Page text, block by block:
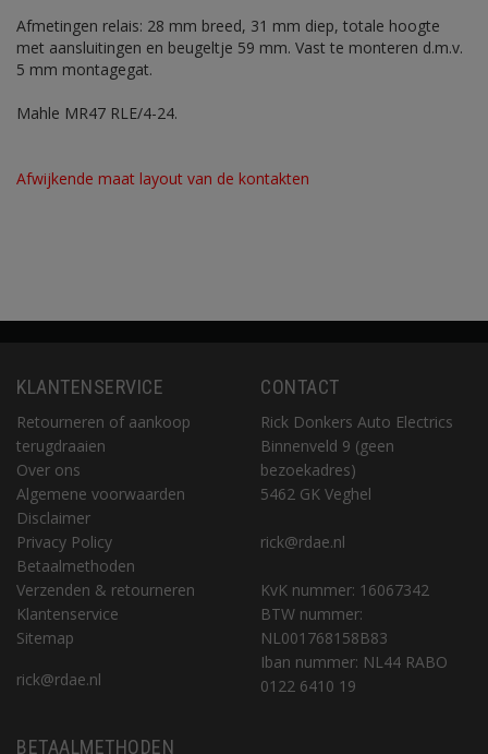
Afmetingen relais: 28 mm breed, 31 mm diep, totale hoogte
met aansluitingen en beugeltje 59 mm. Vast te monteren d.m.v.
5 mm montagegat.
Mahle MR47 RLE/4-24.
Afwijkende maat layout van de kontakten
KLANTENSERVICE
Retourneren of aankoop
terugdraaien
Over ons
Algemene voorwaarden
Disclaimer
Privacy Policy
Betaalmethoden
Verzenden & retourneren
Klantenservice
Sitemap
rick@rdae.nl
CONTACT
Rick Donkers Auto Electrics
Binnenveld 9 (geen
bezoekadres)
5462 GK Veghel
rick@rdae.nl
KvK nummer: 16067342
BTW nummer:
NL001768158B83
Iban nummer: NL44 RABO
0122 6410 19
BETAALMETHODEN